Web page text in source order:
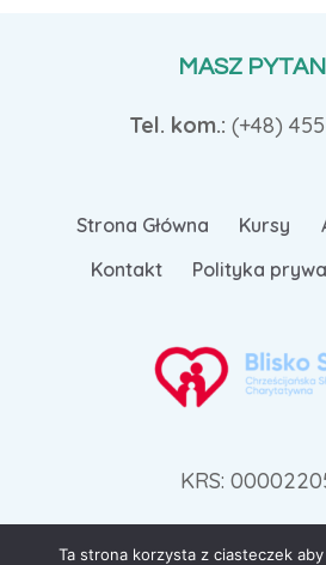
MASZ
Tel. kom.: (+48)
Strona Główna Kursy
Kontakt
Polityka
KRS:
Ta strona korzysta z ciasteczek